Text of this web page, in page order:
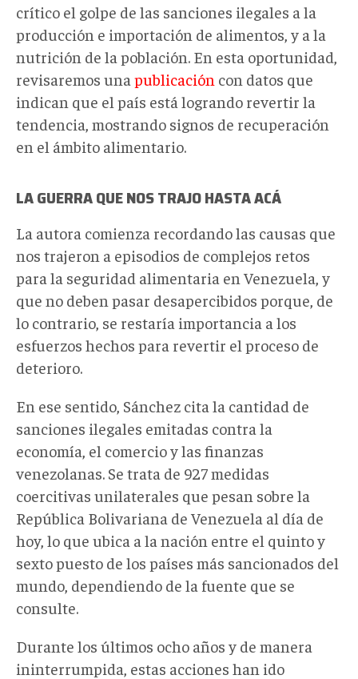
crítico el golpe de las sanciones ilegales a la
producción e importación de alimentos, y a la
nutrición de la población. En esta oportunidad,
revisaremos una publicación con datos que
indican que el país está logrando revertir la
tendencia, mostrando signos de recuperación
en el ámbito alimentario.
LA GUERRA QUE NOS TRAJO HASTA ACÁ
La autora comienza recordando las causas que
nos trajeron a episodios de complejos retos
para la seguridad alimentaria en Venezuela, y
que no deben pasar desapercibidos porque, de
lo contrario, se restaría importancia a los
esfuerzos hechos para revertir el proceso de
deterioro.
En ese sentido, Sánchez cita la cantidad de
sanciones ilegales emitadas contra la
economía, el comercio y las finanzas
venezolanas. Se trata de 927 medidas
coercitivas unilaterales que pesan sobre la
República Bolivariana de Venezuela al día de
hoy, lo que ubica a la nación entre el quinto y
sexto puesto de los países más sancionados del
mundo, dependiendo de la fuente que se
consulte.
Durante los últimos ocho años y de manera
ininterrumpida, estas acciones han ido